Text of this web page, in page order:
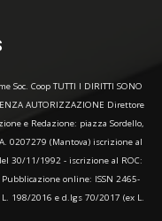
Soc. Coop TUTTI I DIRITTI SONO
AUTORIZZAZIONE Direttore
e Redazione: piazza Sordello,
0207279 (Mantova) iscrizione al
30/11/1992 - iscrizione al ROC:
online: ISSN 2465-
198/2016 e d.lgs 70/2017 (ex L.